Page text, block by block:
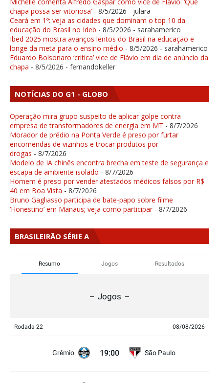
Michelle comenta Alfredo Gaspar como vice de Flávio: ‘Que
chapa possa ser vitoriosa’ - 8/5/2026 - julara
Ceará em 1º: veja as cidades que dominam o top 10 da
educação do Brasil no Ideb - 8/5/2026 - sarahamerico
Ibed 2025 mostra avanços lentos do Brasil na educação e
longe da meta para o ensino médio - 8/5/2026 - sarahamerico
Eduardo Bolsonaro ‘critica’ vice de Flávio em dia de anúncio da
chapa - 8/5/2026 - fernandokeller
NOTÍCIAS DO G1 - GLOBO
Operação mira grupo suspeito de aplicar golpe contra
empresa de transformadores de energia em MT - 8/7/2026
Morador de prédio na Ponta Verde é preso por furtar
encomendas de vizinhos e trocar produtos por
drogas - 8/7/2026
Modelo de IA chinês encontra brecha em teste de segurança e
escapa de ambiente isolado - 8/7/2026
Homem é preso por vender atestados médicos falsos por R$
40 em Boa Vista - 8/7/2026
Bruno Gagliasso participa de bate-papo sobre filme
‘Honestino’ em Manaus; veja como participar - 8/7/2026
BRASILEIRÃO SÉRIE A
Resumo Jogos Resultados
Jogos
Rodada 22 08/08/2026
Grêmio 19:00 São Paulo